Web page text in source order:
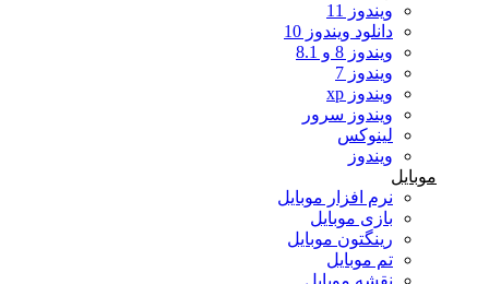
ویندوز 11
دانلود ویندوز 10
ویندوز 8 و 8.1
ویندوز 7
ویندوز xp
ویندوز سرور
لینوکس
ویندوز
نرم افزار موبایل
بازی موبایل
رینگتون موبایل
تم موبایل
نقشه موبایل